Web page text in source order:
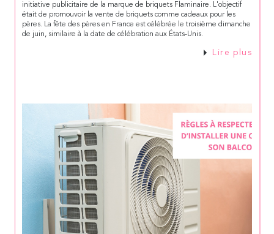
initiative publicitaire de la marque de briquets Flaminaire. L'objectif
était de promouvoir la vente de briquets comme cadeaux pour les
pères. La fête des pères en France est célébrée le troisième dimanche
de juin, similaire à la date de célébration aux États-Unis.
Lire plus